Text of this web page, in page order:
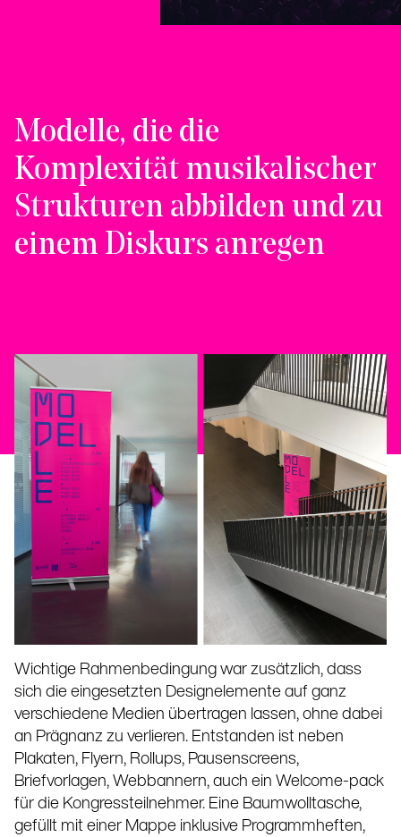
Modelle, die die
Komplexität musikalischer
Strukturen abbilden und zu
einem Diskurs anregen
Wichtige Rahmenbedingung war zusätzlich, dass
sich die eingesetzten Designelemente auf ganz
verschiedene Medien übertragen lassen, ohne dabei
an Prägnanz zu verlieren. Entstanden ist neben
Plakaten, Flyern, Rollups, Pausenscreens,
Briefvorlagen, Webbannern, auch ein Welcome-pack
für die Kongressteilnehmer. Eine Baumwolltasche,
gefüllt mit einer Mappe inklusive Programmheften,